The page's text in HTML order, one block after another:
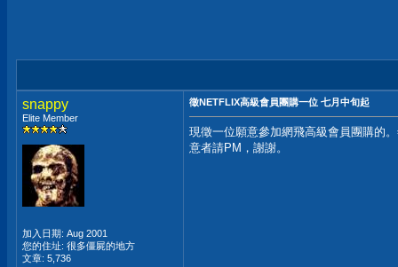
snappy
Elite Member
加入日期: Aug 2001
您的住址: 很多僵屍的地方
文章: 5,736
徵NETFLIX高級會員團購一位 七月中旬起
現徵一位願意參加網飛高級會員團購的
意者請PM，謝謝。